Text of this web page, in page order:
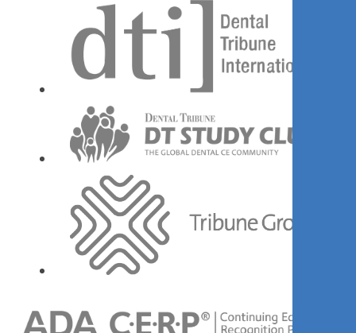
Գրանցվիր հիմա
Amber Press or Amber Mill &
Cerabien MiLai: A perfect
combination
Andreas Chatzimpatzakis